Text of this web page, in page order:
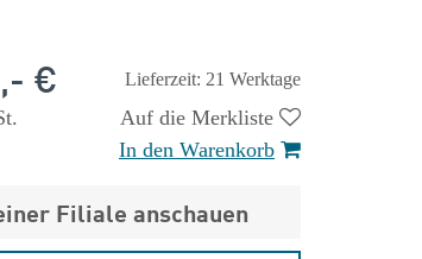
Lieferzeit: 21 Werktage
€
Auf die Merkliste
In den Warenkorb
Filiale anschauen